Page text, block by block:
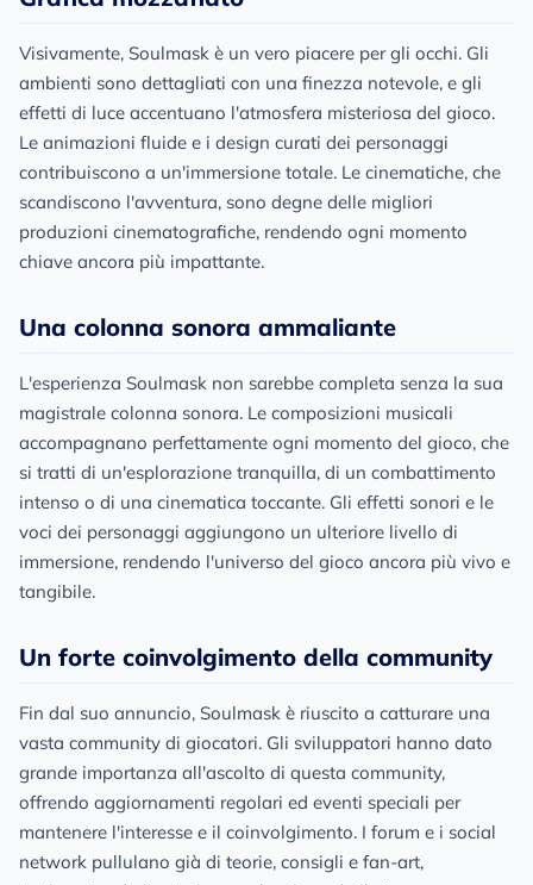
Visivamente, Soulmask è un vero piacere per gli occhi. Gli
ambienti sono dettagliati con una finezza notevole, e gli
effetti di luce accentuano l'atmosfera misteriosa del gioco.
Le animazioni fluide e i design curati dei personaggi
contribuiscono a un'immersione totale. Le cinematiche, che
scandiscono l'avventura, sono degne delle migliori
produzioni cinematografiche, rendendo ogni momento
chiave ancora più impattante.
Una colonna sonora ammaliante
L'esperienza Soulmask non sarebbe completa senza la sua
magistrale colonna sonora. Le composizioni musicali
accompagnano perfettamente ogni momento del gioco, che
si tratti di un'esplorazione tranquilla, di un combattimento
intenso o di una cinematica toccante. Gli effetti sonori e le
voci dei personaggi aggiungono un ulteriore livello di
immersione, rendendo l'universo del gioco ancora più vivo e
tangibile.
Un forte coinvolgimento della community
Fin dal suo annuncio, Soulmask è riuscito a catturare una
vasta community di giocatori. Gli sviluppatori hanno dato
grande importanza all'ascolto di questa community,
offrendo aggiornamenti regolari ed eventi speciali per
mantenere l'interesse e il coinvolgimento. I forum e i social
network pullulano già di teorie, consigli e fan-art,